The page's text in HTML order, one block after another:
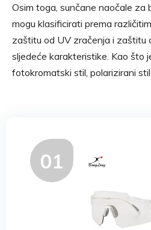
Osim toga, sunčane naočale za
mogu klasificirati prema
zaštitu od UV zračenja i zaštitu
sljedeće karakteristike. Kao što
fotokromatski stil, polarizirani stil.
01